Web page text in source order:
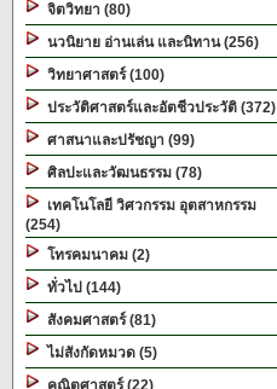
จิตวิทยา (80)
นวนิยาย อ่านเล่น และนิทาน (256)
วิทยาศาสตร์ (100)
ประวัติศาสตร์และอัตชีวประวัติ (372)
ศาสนาและปรัชญา (99)
ศิลปะและวัฒนธรรม (78)
เทคโนโลยี วิศวกรรม อุตสาหกรรม
(254)
โทรคมนาคม (2)
ทั่วไป (144)
สังคมศาสตร์ (81)
ไม่สังกัดหมวด (5)
คณิตศาสตร์ (22)